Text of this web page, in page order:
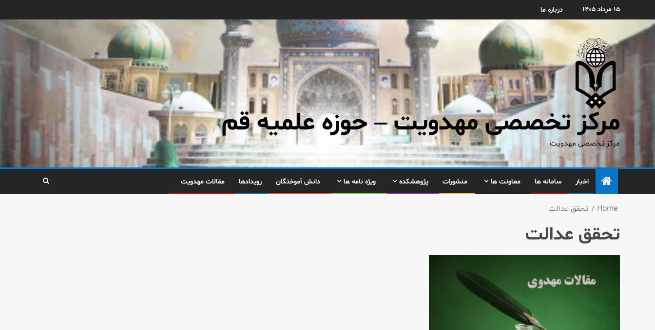
۱۵ مرداد ۱۴۰۵ درباره ما
مرکز تخصصی مهدویت – حوزه علمیه قم
مرکز تخصصی مهدویت
اخبار سامانه ها معاونت ها منشورات پژوهشکده ویژه نامه ها دانش آموختگان رویدادها مقالات مهدویت
Home تحقق عدالت
تحقق عدالت